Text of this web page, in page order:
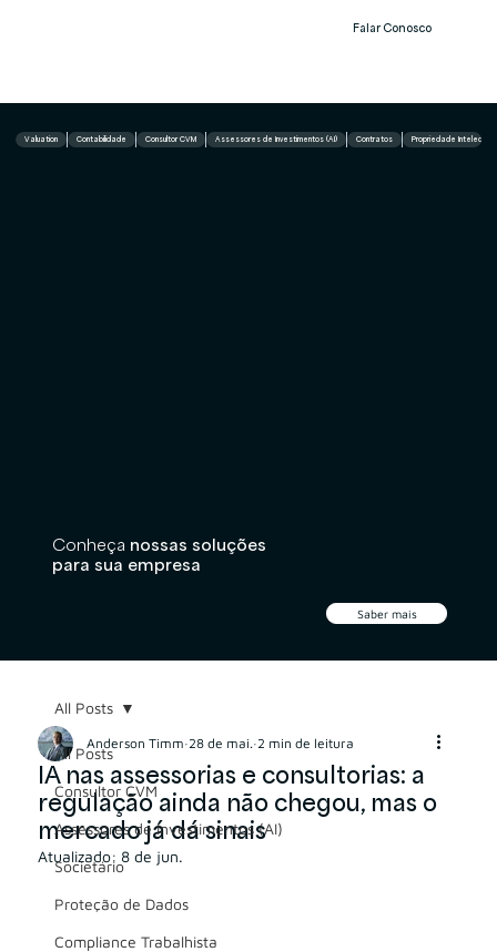
Falar Conosco
Conheça nossas soluções
para sua empresa
Saber mais
Valuation Contabilidade Consultor CVM Assessores de Investimentos (AI) Contratos Propriedade Intelectual
All Posts
Consultor CVM
Assessores de Investimentos (AI)
Societário
Proteção de Dados
Compliance Trabalhista
All Posts
IA nas assessorias e consultorias: a
regulação ainda não chegou, mas o
mercado já dá sinais
Anderson Timm 28 de mai. 2 min de leitura
Atualizado: 8 de jun.